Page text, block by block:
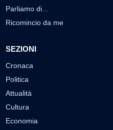
Parliamo di…
Ricomincio da me
SEZIONI
Cronaca
Politica
Attualità
Cultura
Economia